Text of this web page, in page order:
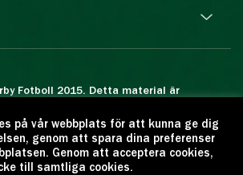
Fotboll 2015. Detta material är
annan kopiering är förbjuden.
oss gärna men ange källan:
Ansvarig utgivare:
på vår webbplats för att kunna ge dig
genom att spara dina preferenser
Genom att acceptera cookies,
till samtliga cookies.